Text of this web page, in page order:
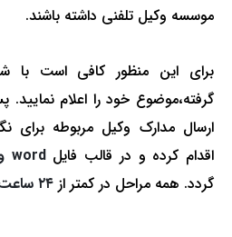
موسسه وکیل تلفنی داشته باشند.
برای این منظور کافی است با
گرفته،موضوع خود را اعلام
ارسال مدارک وکیل مربوطه برای
اقدام کرده و در قالب فایلword و pdf
گردد. همه مراحل در کمتر از